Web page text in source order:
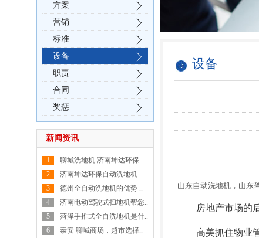
方案
营销
标准
设备
职责
合同
奖惩
新闻资讯
1
聊城洗地机 济南坤达环保..
2
济南坤达环保自动洗地机 ..
3
德州全自动洗地机的优势 ..
4
济南电动驾驶式扫地机帮您..
5
菏泽手推式全自洗地机是什..
6
泰安 聊城商场，超市选择..
设备
山东自动洗地机 ， 山东
房地产市场的
高美抓住物业